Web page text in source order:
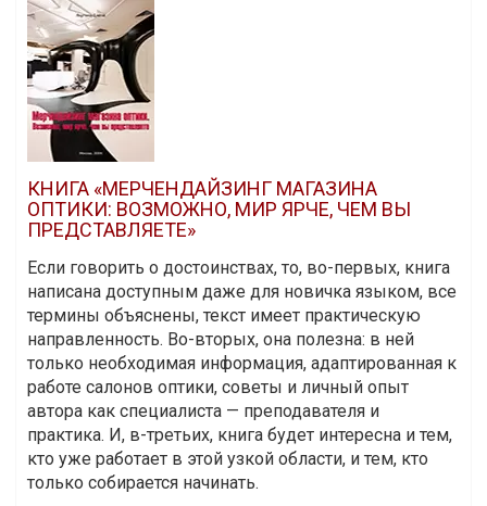
КНИГА «МЕРЧЕНДАЙЗИНГ МАГАЗИНА
ОПТИКИ: ВОЗМОЖНО, МИР ЯРЧЕ, ЧЕМ ВЫ
ПРЕДСТАВЛЯЕТЕ»
Если говорить о достоинствах, то, во-первых, книга
написана доступным даже для новичка языком, все
термины объяснены, текст имеет практическую
направленность. Во-вторых, она полезна: в ней
только необходимая информация, адаптированная к
работе салонов оптики, советы и личный опыт
автора как специалиста — преподавателя и
практика. И, в-третьих, книга будет интересна и тем,
кто уже работает в этой узкой области, и тем, кто
только собирается начинать.